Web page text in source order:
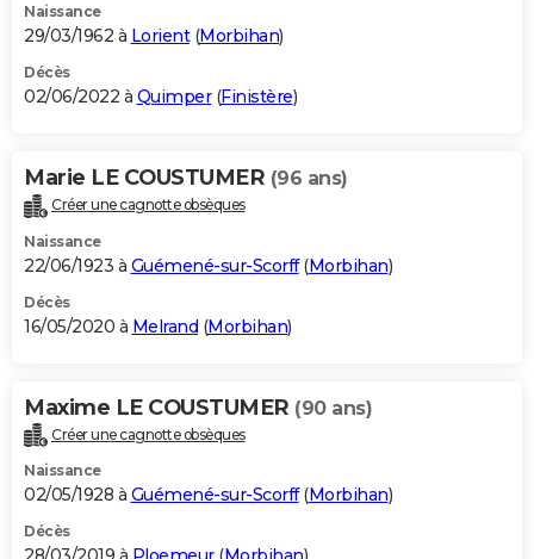
Naissance
29/03/1962 à Lorient(Morbihan)
Décès
02/06/2022 à Quimper(Finistère)
Marie LE COUSTUMER (96 ans)
Créer une cagnotte obsèques
Naissance
22/06/1923 à Guémené-sur-Scorff(Morbihan)
Décès
16/05/2020 à Melrand (Morbihan)
Maxime LE COUSTUMER (90 ans)
Créer une cagnotte obsèques
Naissance
02/05/1928 à Guémené-sur-Scorff(Morbihan)
Décès